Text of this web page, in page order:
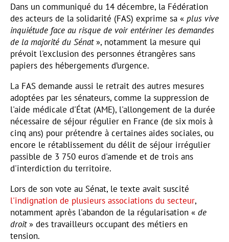
Dans un communiqué du 14 décembre, la Fédération
des acteurs de la solidarité (FAS) exprime sa « plus vive
inquiétude face au risque de voir entériner les demandes
de la majorité du Sénat», notamment la mesure qui
prévoit l'exclusion des personnes étrangères sans
papiers des hébergements d’urgence.
La FAS demande aussi le retrait des autres mesures
adoptées par les sénateurs, comme la suppression de
l'aide médicale d'État (AME), l'allongement de la durée
nécessaire de séjour régulier en France (de six mois à
cinq ans) pour prétendre à certaines aides sociales, ou
encore le rétablissement du délit de séjour irrégulier
passible de 3 750 euros d'amende et de trois ans
d'interdiction du territoire.
Lors de son vote au Sénat, le texte avait suscité
l'indignation de plusieurs associations du secteur,
notamment après l'abandon de la régularisation « de
droit» des travailleurs occupant des métiers en
tension.